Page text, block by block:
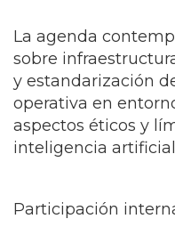
La agenda
sobre
y estandarización
operativa en
aspectos éticos y
inteligencia
Participación